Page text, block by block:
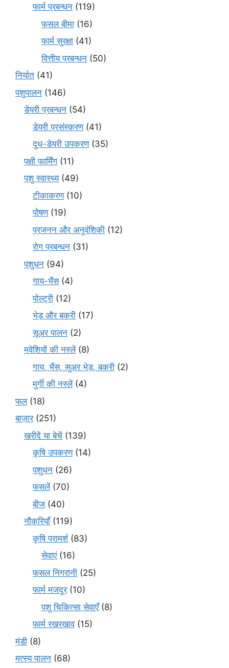
फार्म प्रबन्धन (119)
फसल बीमा (16)
फार्म सुरक्षा (41)
वित्तीय प्रबन्धन (50)
निर्यात (41)
पशुपालन (146)
डेयरी प्रबन्धन (54)
डेयरी प्रसंस्करण(41)
दूध-डेयरी उपकरण(35)
पक्षी फार्मिंग (11)
पशु स्वास्थ्य(49)
टीकाकरण(10)
पोषण(19)
प्रजनन और अनुवंशिकी (12)
रोग प्रबन्धन (31)
पशुधन (94)
गाय-भैंस(4)
पोल्ट्री (12)
भेड़ और बकरी (17)
सूअर पालन (2)
मवेशियों की नस्लें(8)
गाय, भैंस, सुअर भेड़, बकरी (2)
मुर्गी की नस्लें(4)
फल(18)
बाज़ार(251)
खरीदें या बेचें (139)
कृषि उपकरण(14)
पशुधन (26)
फसलें(70)
बीज (40)
नौकरियाँ(119)
कृषि परामर्श(83)
सेवाएं(16)
फसल निगरानी (25)
फार्म मजदूर(10)
पशु चिकित्सा सेवाएँ(8)
फार्म रखरखाव(15)
मंडी (8)
मत्स्य पालन (68)